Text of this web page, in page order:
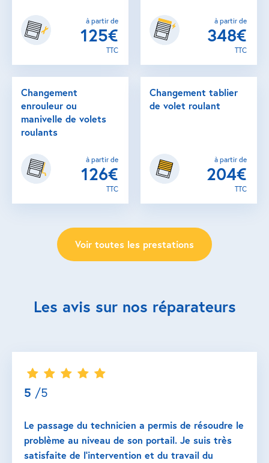
à partir de
125€
TTC
à partir de
348€
TTC
Changement
enrouleur ou
manivelle de volets
roulants
à partir de
126€
TTC
Changement tablier
de volet roulant
à partir de
204€
TTC
Voir toutes les prestations
Les avis sur nos réparateurs
5 /5
Le passage du technicien a permis de résoudre le
problème au niveau de son portail. Je suis très
satisfaite de l’intervention et du travail du